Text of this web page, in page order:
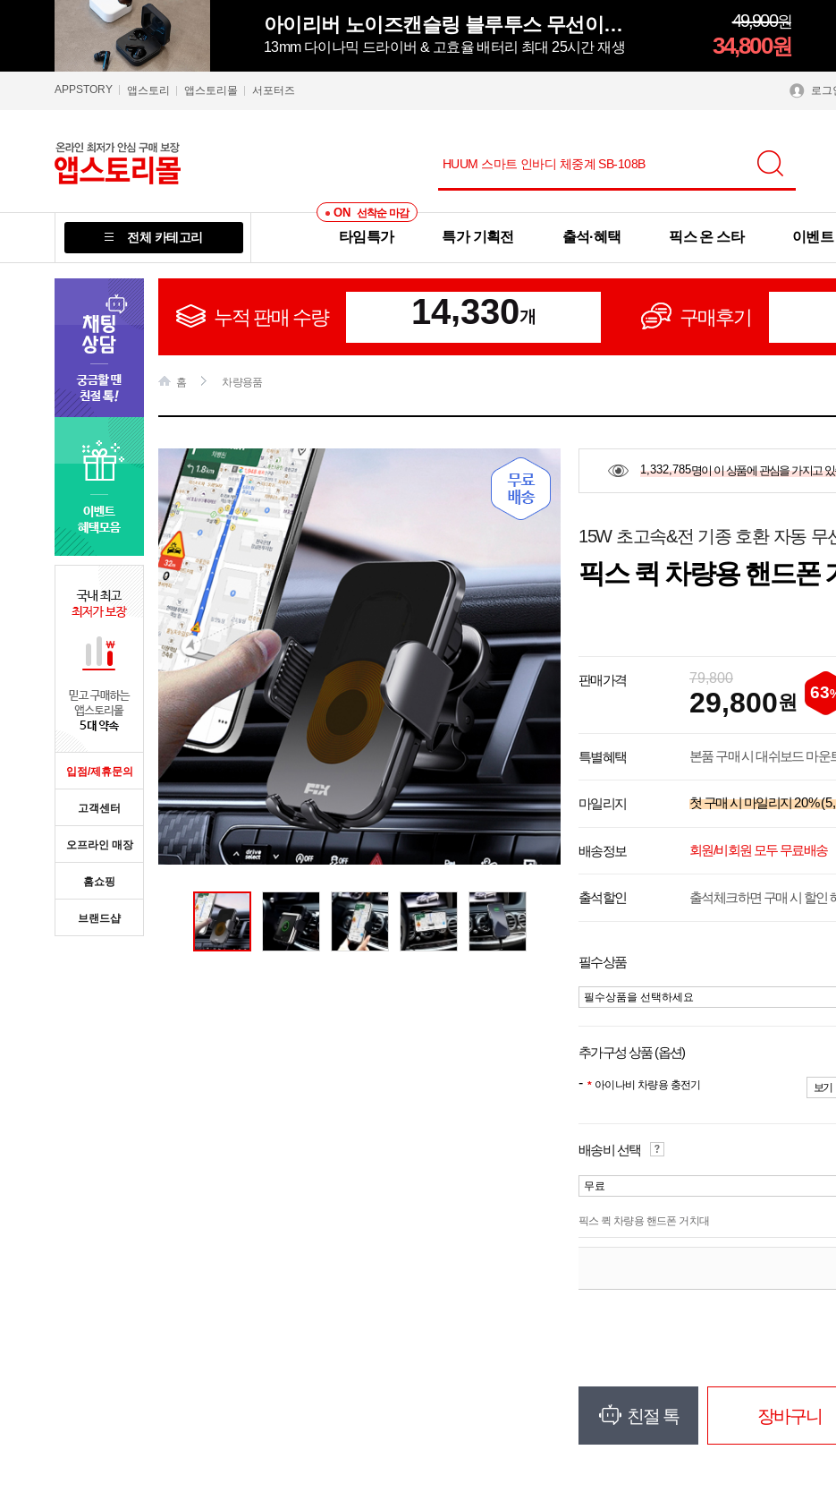
아이리버 노이즈캔슬링 블루투스 무선이어폰 ITW-ANC4
13mm 다이나믹 드라이버 & 고효율 배터리 최대 25시간 재생
49,900원
34,800원
APPSTORY 앱스토리 앱스토리몰 서포터즈 로그
전체 카테고리
ON 선착순 마감
타임특가 특가 기획전 출석·혜택 픽스 온 스타 이벤트
누적 판매 수량 14,330개 구매후기
홈 차량용품
1,332,785명이 이 상품에 관심을 가지고
15W 초고속&전 기종 호환 자동 무
픽스 퀵 차량용 핸드폰
판매가격 79,800
29,800원 63
특별혜택 본품 구매 시 대쉬보드 마운
마일리지 첫 구매 시 마일리지20%
배송정보 회원/비회원 모두 무료배송
출석할인 출석체크하면 구매 시 할인
필수상품
필수상품을 선택하세요
추가구성 상품 (옵션)
아이나비 차량용 충전기 보기
배송비 선택
무료
픽스 퀵 차량용 핸드폰 거치대
친절 톡 장바구니
입점/제휴문의
고객센터
오프라인 매장
홈쇼핑
브랜드샵